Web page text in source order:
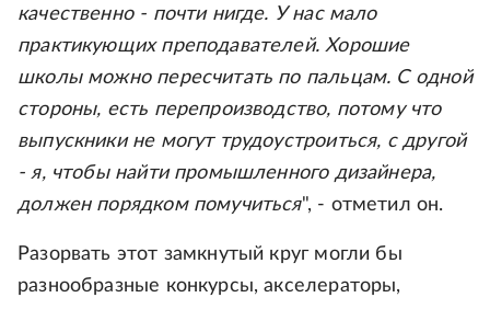
качественно - почти нигде. У нас мало
практикующих преподавателей. Хорошие
школы можно пересчитать по пальцам. С одной
стороны, есть перепроизводство, потому что
выпускники не могут трудоустроиться, с другой
- я, чтобы найти промышленного дизайнера,
должен порядком помучиться", - отметил он.
Разорвать этот замкнутый круг могли бы
разнообразные конкурсы, акселераторы,